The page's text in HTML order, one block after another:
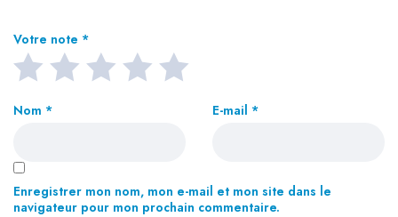
Votre note *
Nom * E-mail *
Enregistrer mon nom, mon e-mail et mon site dans le
navigateur pour mon prochain commentaire.